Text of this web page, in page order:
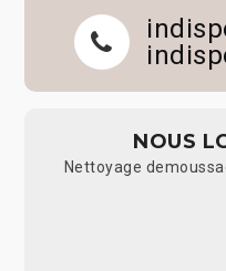
NOUS
Nettoyage